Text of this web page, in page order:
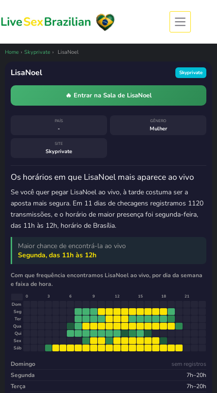
Home › Skyprivate › LisaNoel
LisaNoel esteve ao vivo
há menos de uma hora
LisaNoel Skyprivate
🔥 Entrar na Sala de LisaNoel
PAÍS
-
GÊNERO
Mulher
SITE
Skyprivate
Os horários em que LisaNoel mais aparece ao vivo
Se você quer pegar LisaNoel ao vivo, à tarde costuma ser a
aposta mais segura. Em 11 dias de checagens registramos 1120
transmissões, e o horário de maior presença foi segunda-feira,
das 11h às 12h, horário de Brasília.
Maior chance de encontrá-la ao vivo
Segunda, das 11h às 12h
Com que frequência encontramos LisaNoel ao vivo, por dia da semana
e faixa de hora.
0 3 6 9 12 15 18 21
Dom
Seg
Ter
Qua
Qui
Sex
Sáb
Domingo
sem registros
Segunda
7h–20h
Terça
7h–20h